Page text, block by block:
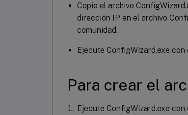
Copie el archivo
dirección IP en el archivo
comunidad.
Ejecute ConfigWizard.exe con
Para crear el
Ejecute ConfigWizard.exe